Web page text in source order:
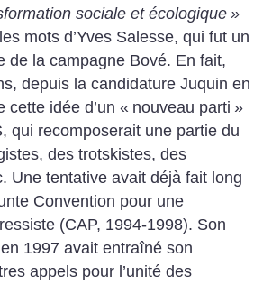
sociale et écologique »
mots d’Yves Salesse, qui fut un
de la campagne Bové. En fait,
depuis la candidature Juquin en
cette idée d’un « nouveau parti »
qui recomposerait une partie du
des trotskistes, des
Une tentative avait déjà fait long
Convention pour une
(CAP, 1994-1998). Son
1997 avait entraîné son
appels pour l’unité des